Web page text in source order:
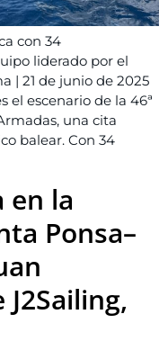
con 34
liderado por el
| 21 de junio de 2025
el escenario de la 46ª
una cita
balear. Con 34
en la
Ponsa–